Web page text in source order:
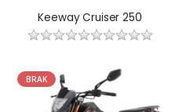
Keeway Cruiser 250
BRAK